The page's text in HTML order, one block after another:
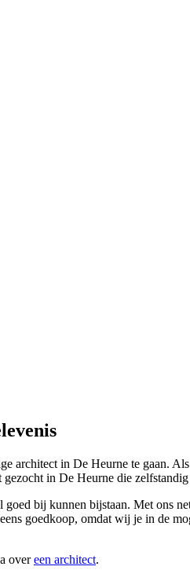
architect in De Heurne te gaan.
in De Heurne die
bij kunnen bijstaan. Met ons
goedkoop, omdat wij je in de
overeen architect.